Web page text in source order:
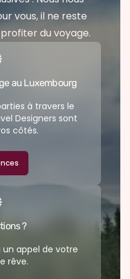
vous, il ne reste
du voyage.
au Luxembourg
à travers le
Designers sont
côtés.
?
un appel de votre
rêve.